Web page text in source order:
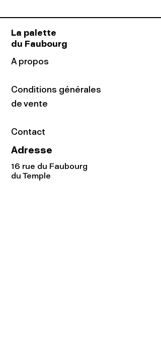
La palette
du Faubourg
A propos
Conditions générales
de vente
Contact
Adresse
16 rue du Faubourg
du Temple